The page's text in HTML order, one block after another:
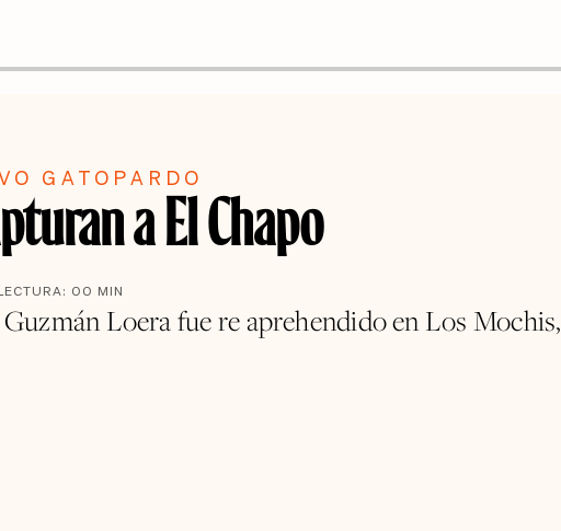
GATOPARDOa El Chapo
00 MIN
Loera fue re aprehendido en Los Mochis,